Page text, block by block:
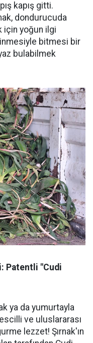
kapış gitti.
dondurucuda
için yoğun ilgi
bitmesi bir
bulabilmek
Patentli "Cudi
ya da yumurtayla
ve uluslararası
lezzet! Şırnak'ın